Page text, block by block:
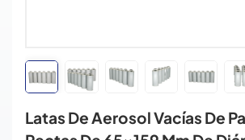
Latas De Aerosol Vacías De